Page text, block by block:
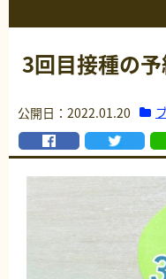
3回目接種の
公開日：2022.01.20